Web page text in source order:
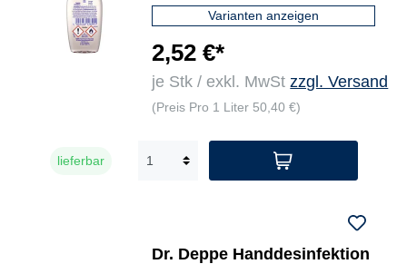
Varianten anzeigen
2,52 €*
je Stk / exkl. MwStzzgl. Versand
(Preis Pro 1 Liter 50,40 €)
lieferbar
Dr. Deppe Handdesinfektion